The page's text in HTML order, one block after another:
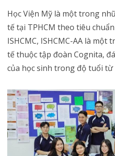
Học Viện Mỹ là một trong
tế tại TPHCM theo tiêu chuẩn
ISHCMC, ISHCMC-AA là
tế thuộc tập đoàn Cognita,
của học sinh trong độ tuổi từ